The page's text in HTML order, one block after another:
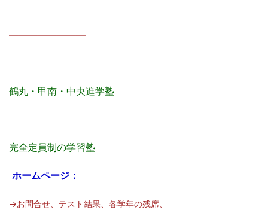
————————
鶴丸・甲南・中央進学塾
完全定員制の学習塾
ホームページ：
→お問合せ、テスト結果、各学年の残席、